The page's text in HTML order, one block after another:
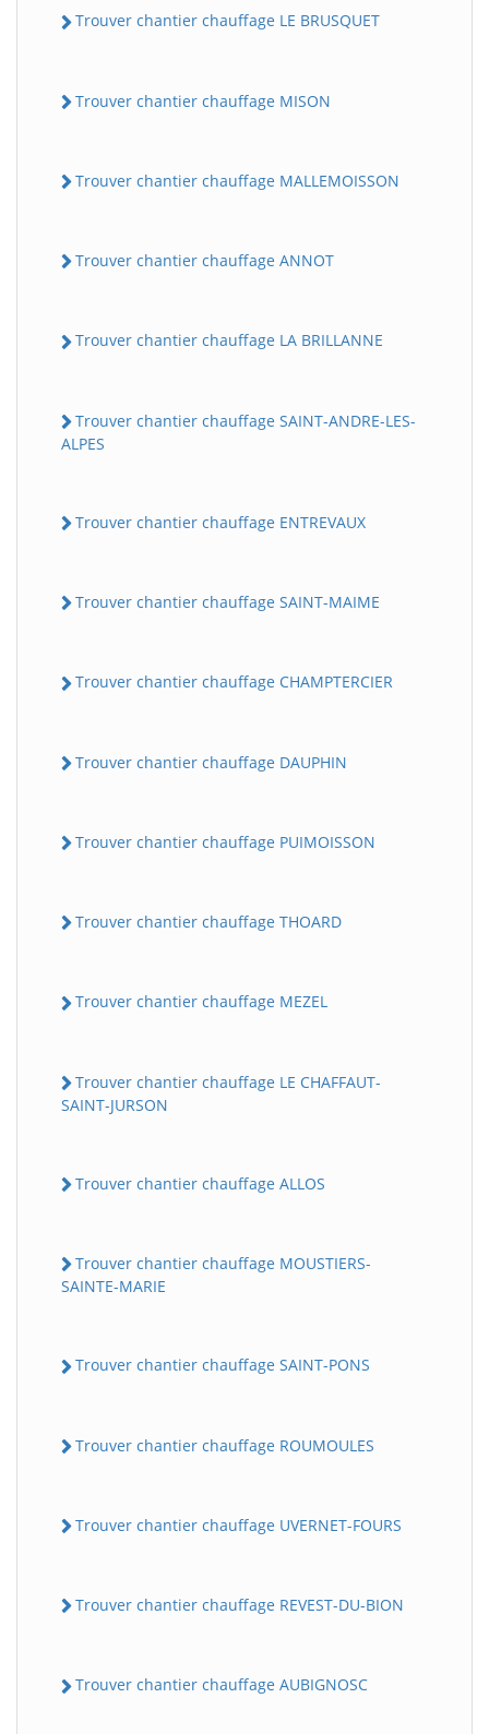
Trouver chantier chauffage LE BRUSQUET
Trouver chantier chauffage MISON
Trouver chantier chauffage MALLEMOISSON
Trouver chantier chauffage ANNOT
Trouver chantier chauffage LA BRILLANNE
Trouver chantier chauffage SAINT-ANDRE-LES-
ALPES
Trouver chantier chauffage ENTREVAUX
Trouver chantier chauffage SAINT-MAIME
Trouver chantier chauffage CHAMPTERCIER
Trouver chantier chauffage DAUPHIN
Trouver chantier chauffage PUIMOISSON
Trouver chantier chauffage THOARD
Trouver chantier chauffage MEZEL
Trouver chantier chauffage LE CHAFFAUT-
SAINT-JURSON
Trouver chantier chauffage ALLOS
Trouver chantier chauffage MOUSTIERS-
SAINTE-MARIE
Trouver chantier chauffage SAINT-PONS
Trouver chantier chauffage ROUMOULES
Trouver chantier chauffage UVERNET-FOURS
Trouver chantier chauffage REVEST-DU-BION
Trouver chantier chauffage AUBIGNOSC